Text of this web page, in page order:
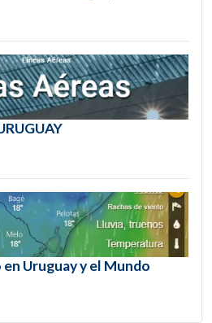
Uruguay y el Mundo